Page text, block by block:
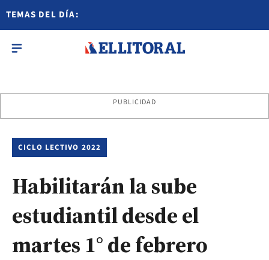
TEMAS DEL DÍA:
PUBLICIDAD
CICLO LECTIVO 2022
Habilitarán la sube
estudiantil desde el
martes 1° de febrero